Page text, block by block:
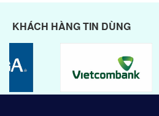
KHÁCH HÀNG TIN DÙNG